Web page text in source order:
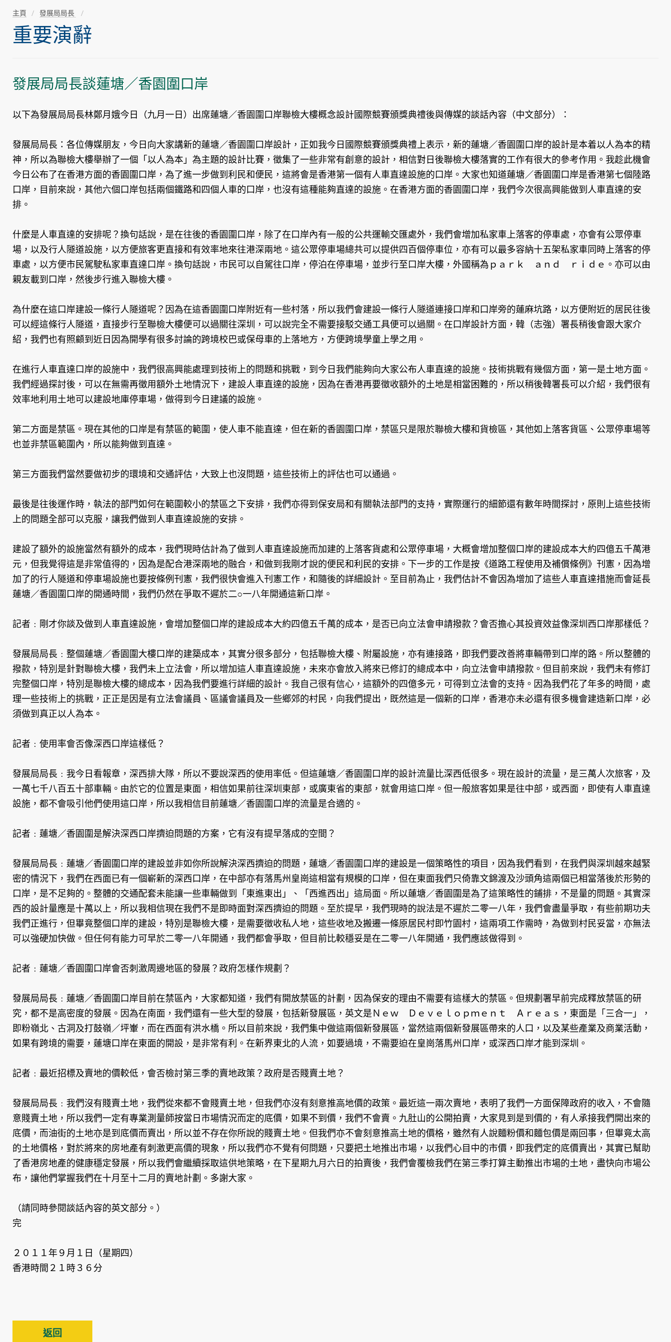
主頁 發展局局長
重要演辭
發展局局長談蓮塘／香園圍口岸
以下為發展局局長林鄭月娥今日（九月一日）出席蓮塘／香園圍口岸聯檢大樓概念設計國際競賽頒獎典禮後與傳媒的談話內容（中文部分）：
發展局局長：各位傳媒朋友，今日向大家講新的蓮塘／香園圍口岸設計，正如我今日國際競賽頒獎典禮上表示，新的蓮塘／香園圍口岸的設計是本着以人為本的精
神，所以為聯檢大樓舉辦了一個「以人為本」為主題的設計比賽，徵集了一些非常有創意的設計，相信對日後聯檢大樓落實的工作有很大的參考作用。我趁此機會
今日公布了在香港方面的香園圍口岸，為了進一步做到利民和便民，這將會是香港第一個有人車直達設施的口岸。大家也知道蓮塘／香園圍口岸是香港第七個陸路
口岸，目前來說，其他六個口岸包括兩個鐵路和四個人車的口岸，也沒有這種能夠直達的設施。在香港方面的香園圍口岸，我們今次很高興能做到人車直達的安
排。
什麼是人車直達的安排呢？換句話說，是在往後的香園圍口岸，除了在口岸內有一般的公共運輸交匯處外，我們會增加私家車上落客的停車處，亦會有公眾停車
場，以及行人隧道設施，以方便旅客更直接和有效率地來往港深兩地。這公眾停車場總共可以提供四百個停車位，亦有可以最多容納十五架私家車同時上落客的停
車處，以方便市民駕駛私家車直達口岸。換句話說，市民可以自駕往口岸，停泊在停車場，並步行至口岸大樓，外國稱為ｐａｒｋ ａｎｄ ｒｉｄｅ。亦可以由
親友載到口岸，然後步行進入聯檢大樓。
為什麼在這口岸建設一條行人隧道呢？因為在這香園圍口岸附近有一些村落，所以我們會建設一條行人隧道連接口岸和口岸旁的蓮麻坑路，以方便附近的居民往後
可以經這條行人隧道，直接步行至聯檢大樓便可以過關往深圳，可以說完全不需要接駁交通工具便可以過關。在口岸設計方面，韓（志強）署長稍後會跟大家介
紹，我們也有照顧到近日因為開學有很多討論的跨境校巴或保母車的上落地方，方便跨境學童上學之用。
在進行人車直達口岸的設施中，我們很高興能處理到技術上的問題和挑戰，到今日我們能夠向大家公布人車直達的設施。技術挑戰有幾個方面，第一是土地方面。
我們經過探討後，可以在無需再徵用額外土地情況下，建設人車直達的設施，因為在香港再要徵收額外的土地是相當困難的，所以稍後韓署長可以介紹，我們很有
效率地利用土地可以建設地庫停車場，做得到今日建議的設施。
第二方面是禁區。現在其他的口岸是有禁區的範圍，使人車不能直達，但在新的香園圍口岸，禁區只是限於聯檢大樓和貨檢區，其他如上落客貨區、公眾停車場等
也並非禁區範圍內，所以能夠做到直達。
第三方面我們當然要做初步的環境和交通評估，大致上也沒問題，這些技術上的評估也可以通過。
最後是往後運作時，執法的部門如何在範圍較小的禁區之下安排，我們亦得到保安局和有關執法部門的支持，實際運行的細節還有數年時間探討，原則上這些技術
上的問題全部可以克服，讓我們做到人車直達設施的安排。
建設了額外的設施當然有額外的成本，我們現時估計為了做到人車直達設施而加建的上落客貨處和公眾停車場，大概會增加整個口岸的建設成本大約四億五千萬港
元，但我覺得這是非常值得的，因為是配合港深兩地的融合，和做到我剛才說的便民和利民的安排。下一步的工作是按《道路工程使用及補償條例》刊憲，因為增
加了的行人隧道和停車場設施也要按條例刊憲，我們很快會進入刊憲工作，和隨後的詳細設計。至目前為止，我們估計不會因為增加了這些人車直達措施而會延長
蓮塘／香園圍口岸的開通時間，我們仍然在爭取不遲於二○一八年開通這新口岸。
記者﹕剛才你談及做到人車直達設施，會增加整個口岸的建設成本大約四億五千萬的成本，是否已向立法會申請撥款？會否擔心其投資效益像深圳西口岸那樣低？
發展局局長﹕整個蓮塘／香園圍大樓口岸的建築成本，其實分很多部分，包括聯檢大樓、附屬設施，亦有連接路，即我們要改善將車輛帶到口岸的路。所以整體的
撥款，特別是針對聯檢大樓，我們未上立法會，所以增加這人車直達設施，未來亦會放入將來已修訂的總成本中，向立法會申請撥款。但目前來說，我們未有修訂
完整個口岸，特別是聯檢大樓的總成本，因為我們要進行詳細的設計。我自己很有信心，這額外的四億多元，可得到立法會的支持。因為我們花了年多的時間，處
理一些技術上的挑戰，正正是因是有立法會議員、區議會議員及一些鄉郊的村民，向我們提出，既然這是一個新的口岸，香港亦未必還有很多機會建造新口岸，必
須做到真正以人為本。
記者﹕使用率會否像深西口岸這樣低？
發展局局長﹕我今日看報章，深西排大隊，所以不要說深西的使用率低。但這蓮塘／香園圍口岸的設計流量比深西低很多。現在設計的流量，是三萬人次旅客，及
一萬七千八百五十部車輛。由於它的位置是東面，相信如果前往深圳東部，或廣東省的東部，就會用這口岸。但一般旅客如果是往中部，或西面，即使有人車直達
設施，都不會吸引他們使用這口岸，所以我相信目前蓮塘／香園圍口岸的流量是合適的。
記者﹕蓮塘／香園圍是解決深西口岸擠迫問題的方案，它有沒有提早落成的空間？
發展局局長﹕蓮塘／香園圍口岸的建設並非如你所說解決深西擠迫的問題，蓮塘／香園圍口岸的建設是一個策略性的項目，因為我們看到，在我們與深圳越來越緊
密的情況下，我們在西面已有一個嶄新的深西口岸，在中部亦有落馬州皇崗這相當有規模的口岸，但在東面我們只倚靠文錦渡及沙頭角這兩個已相當落後於形勢的
口岸，是不足夠的。整體的交通配套未能讓一些車輛做到「東進東出」、「西進西出」這局面。所以蓮塘／香園圍是為了這策略性的鋪排，不是量的問題。其實深
西的設計量應是十萬以上，所以我相信現在我們不是即時面對深西擠迫的問題。至於提早，我們現時的說法是不遲於二零一八年，我們會盡量爭取，有些前期功夫
我們正進行，但畢竟整個口岸的建設，特別是聯檢大樓，是需要徵收私人地，這些收地及搬遷一條原居民村即竹園村，這兩項工作需時，為做到村民妥當，亦無法
可以強硬加快做。但任何有能力可早於二零一八年開通，我們都會爭取，但目前比較穩妥是在二零一八年開通，我們應該做得到。
記者﹕蓮塘／香園圍口岸會否刺激周邊地區的發展？政府怎樣作規劃？
發展局局長﹕蓮塘／香園圍口岸目前在禁區內，大家都知道，我們有開放禁區的計劃，因為保安的理由不需要有這樣大的禁區。但規劃署早前完成釋放禁區的研
究，都不是高密度的發展。因為在南面，我們還有一些大型的發展，包括新發展區，英文是Ｎｅｗ Ｄｅｖｅｌｏｐｍｅｎｔ Ａｒｅａｓ，東面是「三合一」，
即粉嶺北、古洞及打鼓嶺／坪輋，而在西面有洪水橋。所以目前來說，我們集中做這兩個新發展區，當然這兩個新發展區帶來的人口，以及某些產業及商業活動，
如果有跨境的需要，蓮塘口岸在東面的開設，是非常有利。在新界東北的人流，如要過境，不需要迫在皇崗落馬州口岸，或深西口岸才能到深圳。
記者﹕最近招標及賣地的價較低，會否檢討第三季的賣地政策？政府是否賤賣土地？
發展局局長﹕我們沒有賤賣土地，我們從來都不會賤賣土地，但我們亦沒有刻意推高地價的政策。最近這一兩次賣地，表明了我們一方面保障政府的收入，不會隨
意賤賣土地，所以我們一定有專業測量師按當日市場情況而定的底價，如果不到價，我們不會賣。九肚山的公開拍賣，大家見到是到價的，有人承接我們開出來的
底價，而油街的土地亦是到底價而賣出，所以並不存在你所說的賤賣土地。但我們亦不會刻意推高土地的價格，雖然有人說麵粉價和麵包價是兩回事，但畢竟太高
的土地價格，對於將來的房地產有刺激更高價的現象，所以我們亦不覺有何問題，只要把土地推出市場，以我們心目中的市價，即我們定的底價賣出，其實已幫助
了香港房地產的健康穩定發展，所以我們會繼續採取這供地策略，在下星期九月六日的拍賣後，我們會覆檢我們在第三季打算主動推出市場的土地，盡快向市場公
布，讓他們掌握我們在十月至十二月的賣地計劃。多謝大家。
（請同時參閱談話內容的英文部分。）
完
２０１１年９月１日（星期四）
香港時間２１時３６分
返回